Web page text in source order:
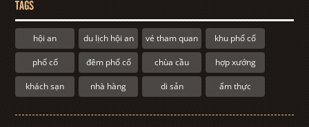
TAGS
hội an du lịch hội an vé tham quan khu phố cổ
phố cổ đêm phố cổ chùa cầu hợp xướng
khách sạn nhà hàng di sản ẩm thực